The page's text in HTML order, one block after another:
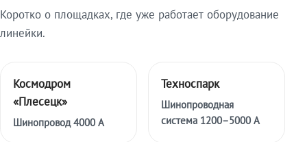
Коротко о площадках, где уже работает оборудование
линейки.
Космодром
«Плесецк»
Шинопровод 4000 А
Техноспарк
Шинопроводная
система 1200–5000 А